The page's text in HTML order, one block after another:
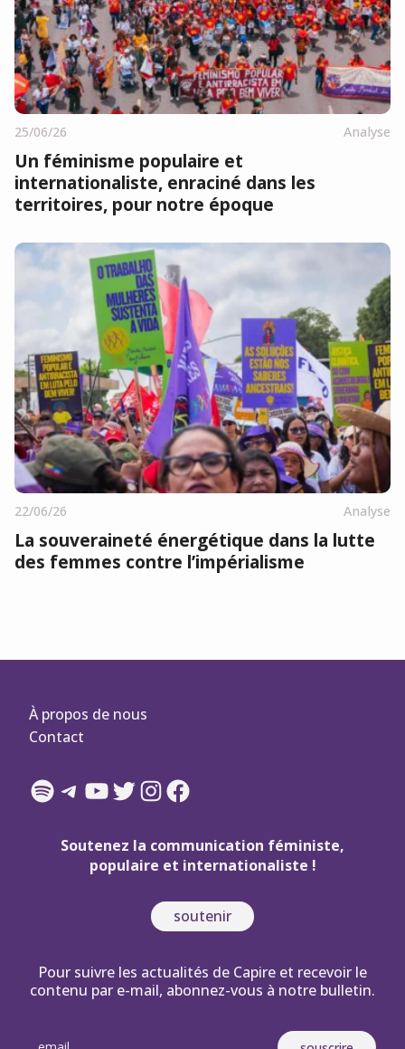
25/06/26 Analyse
Un féminisme populaire et
internationaliste, enraciné dans les
territoires, pour notre époque
22/06/26 Analyse
La souveraineté énergétique dans la lutte
des femmes contre l’impérialisme
À propos de nous
Contact
Spotify
Telegram
YouTube
Twitter
Instagram
Facebook
Soutenez la communication féministe,
populaire et internationaliste !
soutenir
Pour suivre les actualités de Capire et recevoir le
contenu par e-mail, abonnez-vous à notre bulletin.